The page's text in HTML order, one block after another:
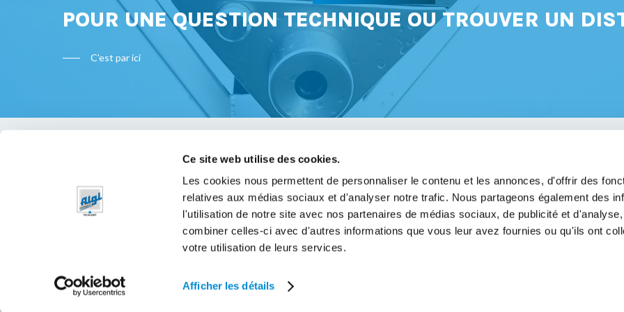
Ce site web utilise des cookies.
Les cookies nous permettent de personnaliser le contenu et les annonces, d'offrir des
relatives aux médias sociaux et d'analyser notre trafic. Nous partageons également des
l'utilisation de notre site avec nos partenaires de médias sociaux, de publicité et
combiner celles-ci avec d'autres informations que vous leur avez fournies ou qu'ils ont
votre utilisation de leurs services.
Afficher les détails
POUR UNE QUESTION TECHNIQUE OU TROUVER UN
C'est par ici
Bon à savoir
Politique de confidentialité